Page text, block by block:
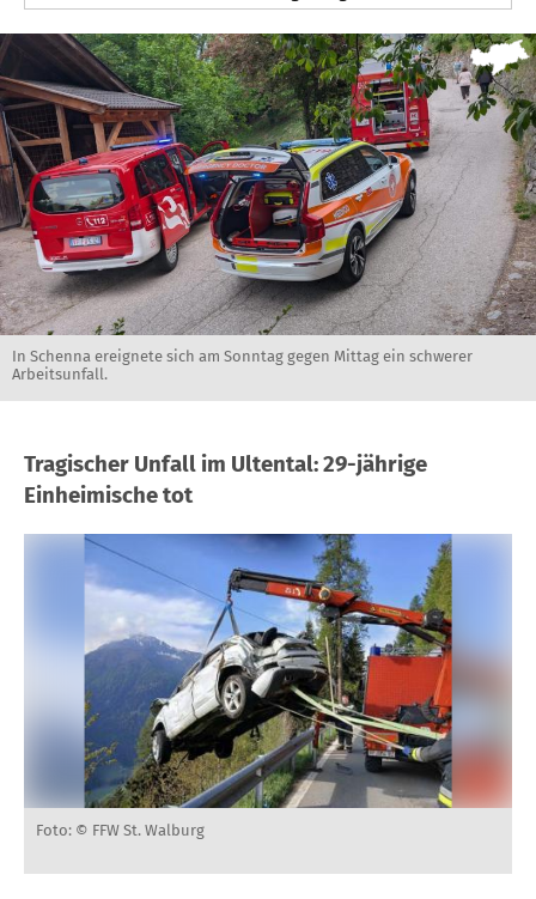
In Schenna ereignete sich am Sonntag gegen Mittag ein schwerer
Arbeitsunfall.
Tragischer Unfall im Ultental: 29-jährige
Einheimische tot
Foto: © FFW St. Walburg